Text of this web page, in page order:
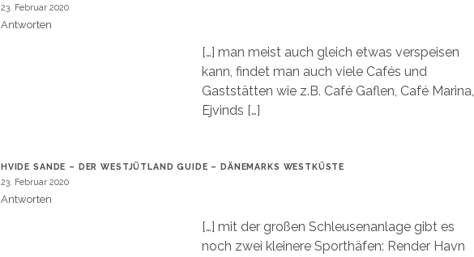
23. Februar 2020
Antworten
[…] man meist auch gleich etwas verspeisen
kann, findet man auch viele Cafés und
Gaststätten wie z.B. Café Gaflen, Café Marina,
Ejvinds […]
HVIDE SANDE – DER WESTJÜTLAND GUIDE – DÄNEMARKS WESTKÜSTE
23. Februar 2020
Antworten
[…] mit der großen Schleusenanlage gibt es
noch zwei kleinere Sporthäfen: Render Havn